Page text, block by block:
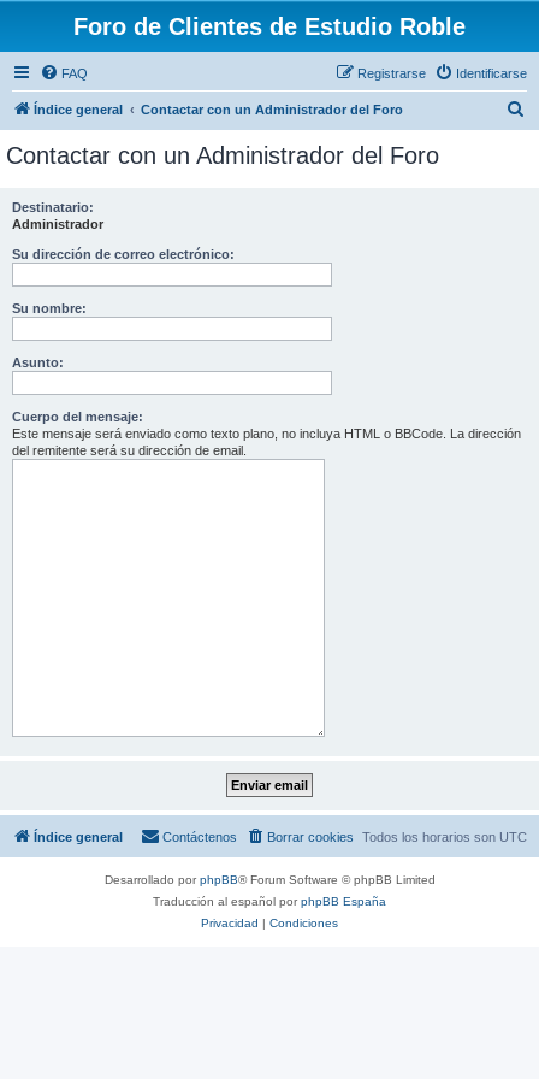
Foro de Clientes de Estudio Roble
FAQ Identificarse
Registrarse
Índice general Contactar con un Administrador del Foro
Contactar con un Administrador del Foro
Destinatario:
Administrador
Su dirección de correo electrónico:
Su nombre:
Asunto:
Cuerpo del mensaje:
Este mensaje será enviado como texto plano, no incluya HTML o BBCode. La dirección
del remitente será su dirección de email.
Índice general Todos los horarios son UTC
Borrar cookies
Contáctenos
Desarrollado porphpBB® Forum Software © phpBB Limited
Traducción al español porphpBB España
Privacidad | Condiciones